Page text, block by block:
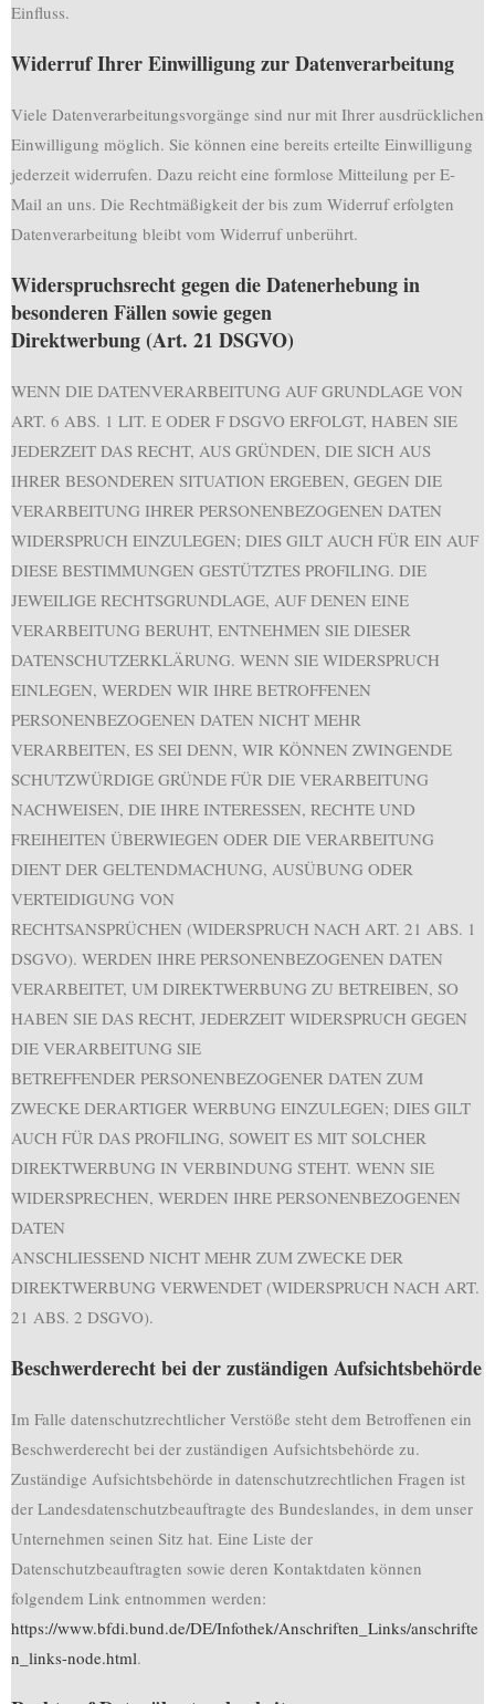
Einfluss.
Widerruf Ihrer Einwilligung zur Datenverarbeitung
Viele Datenverarbeitungsvorgänge sind nur mit Ihrer ausdrücklichen
Einwilligung möglich. Sie können eine bereits erteilte Einwilligung
jederzeit widerrufen. Dazu reicht eine formlose Mitteilung per E-
Mail an uns. Die Rechtmäßigkeit der bis zum Widerruf erfolgten
Datenverarbeitung bleibt vom Widerruf unberührt.
Widerspruchsrecht gegen die Datenerhebung in
besonderen Fällen sowie gegen
Direktwerbung (Art. 21 DSGVO)
WENN DIE DATENVERARBEITUNG AUF GRUNDLAGE VON
ART. 6 ABS. 1 LIT. E ODER F DSGVO ERFOLGT, HABEN SIE
JEDERZEIT DAS RECHT, AUS GRÜNDEN, DIE SICH AUS
IHRER BESONDEREN SITUATION ERGEBEN, GEGEN DIE
VERARBEITUNG IHRER PERSONENBEZOGENEN DATEN
WIDERSPRUCH EINZULEGEN; DIES GILT AUCH FÜR EIN AUF
DIESE BESTIMMUNGEN GESTÜTZTES PROFILING. DIE
JEWEILIGE RECHTSGRUNDLAGE, AUF DENEN EINE
VERARBEITUNG BERUHT, ENTNEHMEN SIE DIESER
DATENSCHUTZERKLÄRUNG. WENN SIE WIDERSPRUCH
EINLEGEN, WERDEN WIR IHRE BETROFFENEN
PERSONENBEZOGENEN DATEN NICHT MEHR
VERARBEITEN, ES SEI DENN, WIR KÖNNEN ZWINGENDE
SCHUTZWÜRDIGE GRÜNDE FÜR DIE VERARBEITUNG
NACHWEISEN, DIE IHRE INTERESSEN, RECHTE UND
FREIHEITEN ÜBERWIEGEN ODER DIE VERARBEITUNG
DIENT DER GELTENDMACHUNG, AUSÜBUNG ODER
VERTEIDIGUNG VON
RECHTSANSPRÜCHEN (WIDERSPRUCH NACH ART. 21 ABS. 1
DSGVO). WERDEN IHRE PERSONENBEZOGENEN DATEN
VERARBEITET, UM DIREKTWERBUNG ZU BETREIBEN, SO
HABEN SIE DAS RECHT, JEDERZEIT WIDERSPRUCH GEGEN
DIE VERARBEITUNG SIE
BETREFFENDER PERSONENBEZOGENER DATEN ZUM
ZWECKE DERARTIGER WERBUNG EINZULEGEN; DIES GILT
AUCH FÜR DAS PROFILING, SOWEIT ES MIT SOLCHER
DIREKTWERBUNG IN VERBINDUNG STEHT. WENN SIE
WIDERSPRECHEN, WERDEN IHRE PERSONENBEZOGENEN
DATEN
ANSCHLIESSEND NICHT MEHR ZUM ZWECKE DER
DIREKTWERBUNG VERWENDET (WIDERSPRUCH NACH ART.
21 ABS. 2 DSGVO).
Beschwerderecht bei der zuständigen Aufsichtsbehörde
Im Falle datenschutzrechtlicher Verstöße steht dem Betroffenen ein
Beschwerderecht bei der zuständigen Aufsichtsbehörde zu.
Zuständige Aufsichtsbehörde in datenschutzrechtlichen Fragen ist
der Landesdatenschutzbeauftragte des Bundeslandes, in dem unser
Unternehmen seinen Sitz hat. Eine Liste der
Datenschutzbeauftragten sowie deren Kontaktdaten können
folgendem Link entnommen werden:
https://www.bfdi.bund.de/DE/Infothek/Anschriften_Links/anschrifte
n_links-node.html.